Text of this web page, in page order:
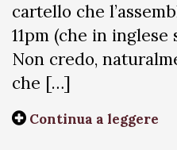
cartello che
11pm (che in inglese
Non credo,
che […]
Continua a leggere